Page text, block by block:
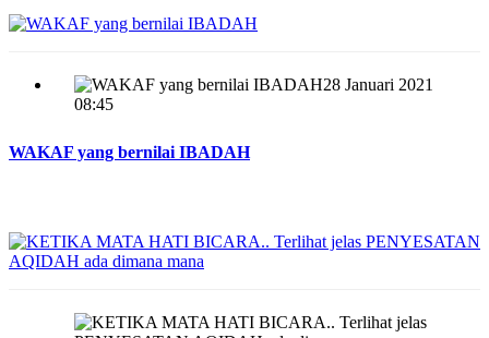
28 Januari 2021
08:45
WAKAF yang bernilai IBADAH